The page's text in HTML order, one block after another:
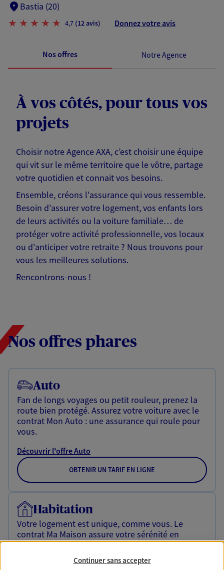
Bastia (20)
4,7 (12 avis) Donnez votre avis
Nos offres Notre Agence
À vos côtés, pour tous vos
projets
Choisir notre Agence AXA, c’est choisir une équipe
qui vit sur le même territoire que le vôtre, partage
votre quotidien et connait vos besoins.
Ensemble, créons l'assurance qui vous ressemble.
Besoin d'assurer votre logement, vos enfants lors
de leurs activités ou la voiture familiale… de
protéger votre activité professionnelle, vos locaux
ou d'anticiper votre retraite ? Nous trouvons pour
vous les meilleures solutions.
Rencontrons-nous !
Nos offres phares
Auto
Fan de longs voyages ou petit rouleur, prenez la
route bien protégé. Assurez votre voiture avec le
contrat Mon Auto : une assurance qui roule pour
vous.
Découvrir l'offre Auto
OBTENIR UN TARIF EN LIGNE
Habitation
Votre logement est unique, comme vous. Le
contrat Ma Maison assure votre sérénité en
protégeant ce qui vous tient à coeur.
Découvrir l'offre HabitationContinuer sans accepter